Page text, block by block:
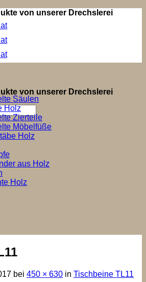
von unserer Drechslerei
von unserer Drechslerei
Säulen
Holz
Zierteile
Möbelfüße
Holz
aus Holz
Holz
bei 450 × 630 in Tischbeine TL11